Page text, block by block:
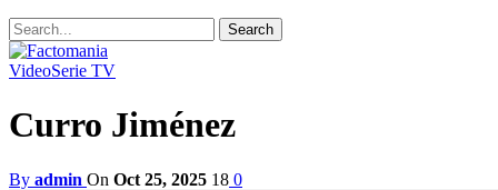
VideoSerie TV
Curro Jiménez
By admin On Oct 25, 2025 18 0